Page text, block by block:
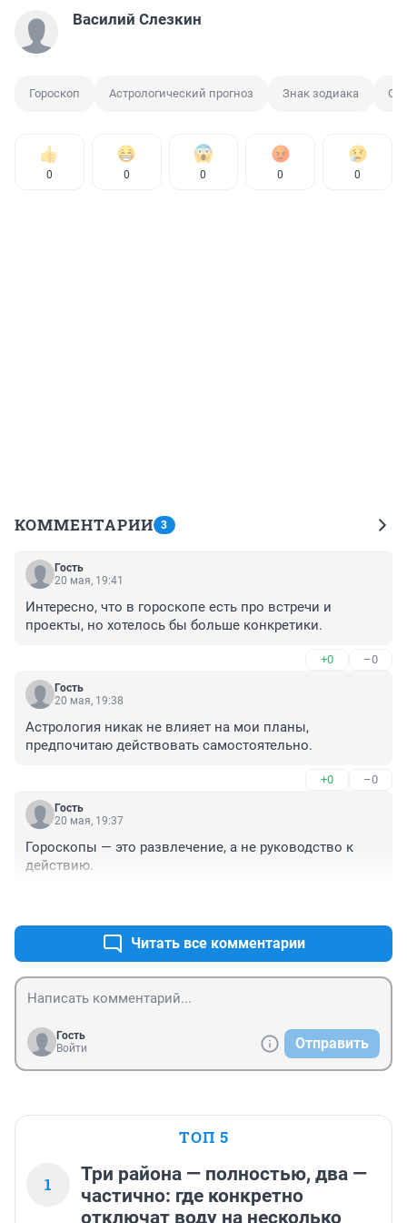
Василий Слезкин
Гороскоп Астрологический прогноз Знак зодиака
0 0 0 0 0
КОММЕНТАРИИ 3
Гость
20 мая, 19:41
Интересно, что в гороскопе есть про встречи и
проекты, но хотелось бы больше конкретики.
+0 –0
Гость
20 мая, 19:38
Астрология никак не влияет на мои планы,
предпочитаю действовать самостоятельно.
+0 –0
Гость
20 мая, 19:37
Гороскопы — это развлечение, а не руководство к
действию.
Читать все комментарии
Гость
Войти
Отправить
ТОП 5
1
Три района — полностью, два —
частично: где конкретно
отключат воду на несколько